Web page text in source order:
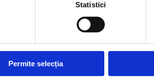
Statistici
Permite selecția
Link-uri rapide
Retragere din contract